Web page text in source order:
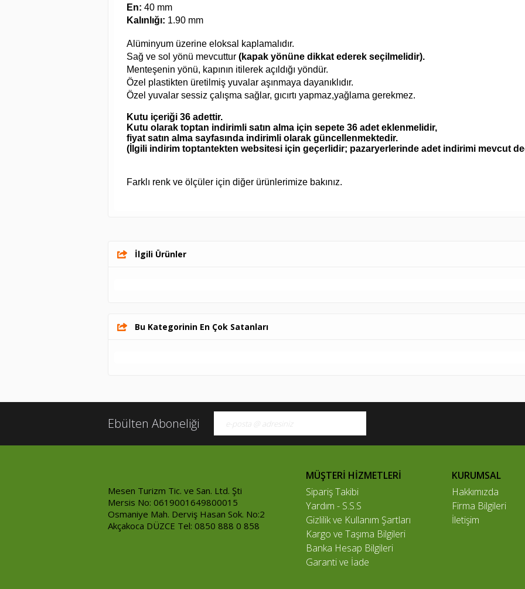
En: 40 mm
Kalınlığı: 1.90 mm
Alüminyum üzerine eloksal kaplamalıdır.
Sağ ve sol yönü mevcuttur (kapak yönüne dikkat ederek seçilmelidir).
Menteşenin yönü, kapının itilerek açıldığı yöndür.
Özel plastikten üretilmiş yuvalar aşınmaya dayanıklıdır.
Özel yuvalar sessiz çalışma sağlar, gıcırtı yapmaz,yağlama gerekmez.
Kutu içeriği 36 adettir.
Kutu olarak toptan indirimli satın alma için sepete 36 adet eklenmelidir,
fiyat satın alma sayfasında indirimli olarak güncellenmektedir.
(İlgili indirim toptantekten websitesi için geçerlidir; pazaryerlerinde adet indirimi mevcut
Farklı renk ve ölçüler için diğer ürünlerimize bakınız.
İlgili Ürünler
Bu Kategorinin En Çok Satanları
Ebülten Aboneliği
Mesen Turizm Tic. ve San. Ltd. Şti
Mersis No: 0619001649800015
Osmaniye Mah. Derviş Hasan Sok. No:2
Akçakoca DÜZCE Tel: 0850 888 0 858
MÜŞTERİ HİZMETLERİ
Sipariş Takibi
Yardım - S.S.S
Gizlilik ve Kullanım Şartları
Kargo ve Taşıma Bilgileri
Banka Hesap Bilgileri
Garanti ve İade
KURUMSAL
Hakkımızda
Firma Bilgileri
İletişim